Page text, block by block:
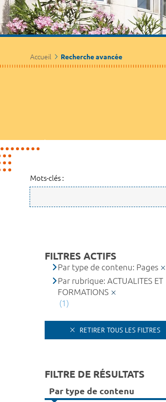
Accueil Recherche avancée
Mots-clés :
FILTRES ACTIFS
Par type de contenu: Pages
Par rubrique: ACTUALITES ET
FORMATIONS
(1)
RETIRER TOUS LES FILTRES
FILTRE DE RÉSULTATS
Par type de contenu